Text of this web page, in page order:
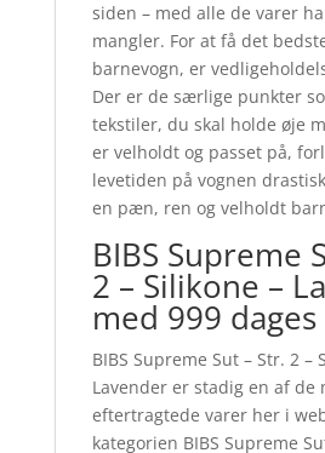
siden – med alle de varer
mangler. For at få det
barnevogn, er
Der er de særlige punkter
tekstiler, du skal holde øje
er velholdt og passet på,
levetiden på vognen
en pæn, ren og velholdt
BIBS Supreme
2 – Silikone –
med 999
BIBS Supreme Sut – Str. 2 –
Lavender er stadig en af de
eftertragtede varer her i
kategorien BIBS Supreme